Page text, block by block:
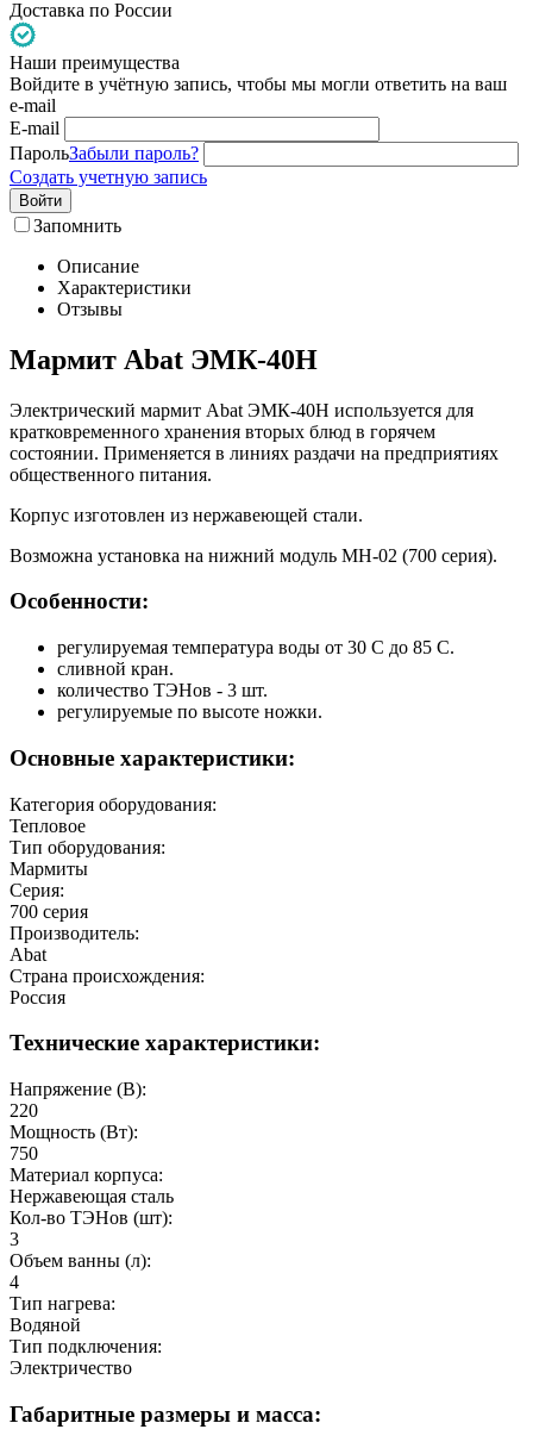
Доставка по России
Наши преимущества
Войдите в учётную запись, чтобы мы могли ответить на ваш
e-mail
E-mail
ПарольЗабыли пароль?
Создать учетную запись
Войти
Запомнить
Описание
Характеристики
Отзывы
Мармит Abat ЭМК-40Н
Электрический мармит Abat ЭМК-40Н используется для
кратковременного хранения вторых блюд в горячем
состоянии. Применяется в линиях раздачи на предприятиях
общественного питания.
Корпус изготовлен из нержавеющей стали.
Возможна установка на нижний модуль МН-02 (700 серия).
Особенности:
регулируемая температура воды от 30 С до 85 С.
сливной кран.
количество ТЭНов - 3 шт.
регулируемые по высоте ножки.
Основные характеристики:
Категория оборудования:
Тепловое
Тип оборудования:
Мармиты
Серия:
700 серия
Производитель:
Abat
Страна происхождения:
Россия
Технические характеристики:
Напряжение (В):
220
Мощность (Вт):
750
Материал корпуса:
Нержавеющая сталь
Кол-во ТЭНов (шт):
3
Объем ванны (л):
4
Тип нагрева:
Водяной
Тип подключения:
Электричество
Габаритные размеры и масса: